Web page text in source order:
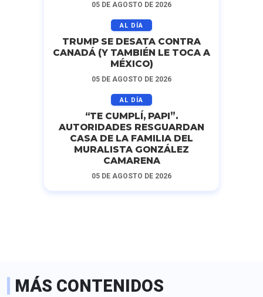
05 DE AGOSTO DE 2026
AL DÍA
TRUMP SE DESATA CONTRA
CANADÁ (Y TAMBIÉN LE TOCA A
MÉXICO)
05 DE AGOSTO DE 2026
AL DÍA
“TE CUMPLÍ, PAPI”.
AUTORIDADES RESGUARDAN
CASA DE LA FAMILIA DEL
MURALISTA GONZÁLEZ
CAMARENA
05 DE AGOSTO DE 2026
MÁS CONTENIDOS